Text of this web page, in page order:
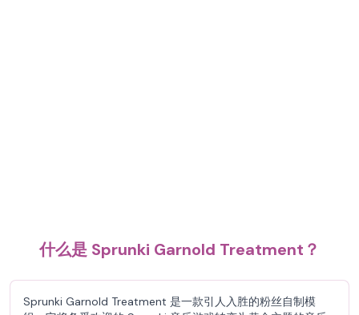
什么是 Sprunki Garnold Treatment？
Sprunki Garnold Treatment 是一款引人入胜的粉丝自制模